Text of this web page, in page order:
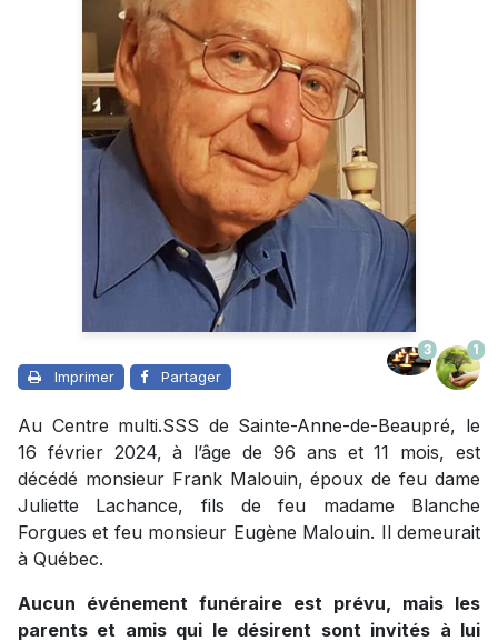
Imprimer Partager
3 1
Au Centre multi.SSS de Sainte-Anne-de-Beaupré, le
16 février 2024, à l’âge de 96 ans et 11 mois, est
décédé monsieur Frank Malouin, époux de feu dame
Juliette Lachance, fils de feu madame Blanche
Forgues et feu monsieur Eugène Malouin. Il demeurait
à Québec.
Aucun événement funéraire est prévu, mais les
parents et amis qui le désirent sont invités à lui